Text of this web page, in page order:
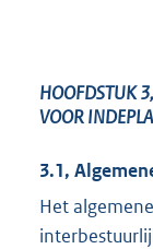
HOOFDSTUK
VOOR
3.1,
Het